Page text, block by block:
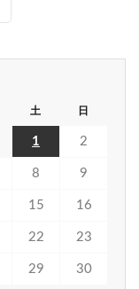
土 日
1 2
8 9
15 16
22 23
29 30